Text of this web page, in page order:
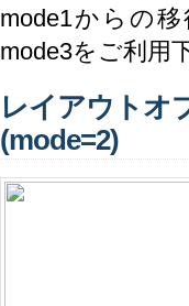
mode1からの
mode3をご利用
レイアウトオ
(mode=2)